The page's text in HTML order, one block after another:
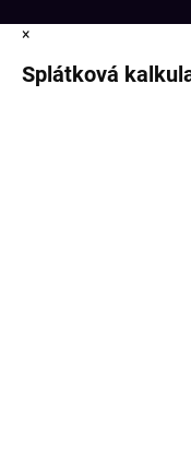
×
Splátková